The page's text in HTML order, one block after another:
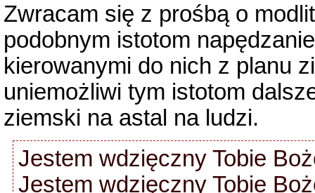
Zwracam się z prośbą o
podobnym istotom
kierowanymi do nich z planu
uniemożliwi tym istotom
ziemski na astal na ludzi.
Jestem wdzięczny Tobie
Jestem wdzięczny Tobie